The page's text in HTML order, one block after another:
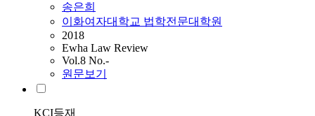
송은희
이화여자대학교 법학전문대학원
2018
Ewha Law Review
Vol.8 No.-
원문보기
KCI등재